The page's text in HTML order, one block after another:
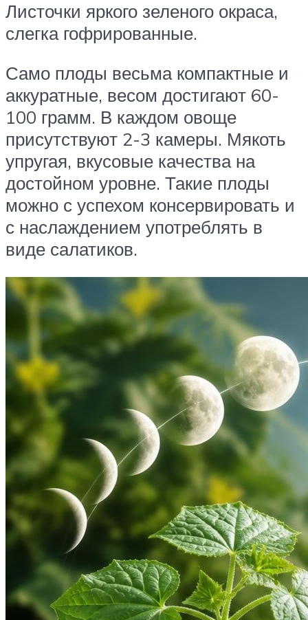
Листочки яркого зеленого окраса,
слегка гофрированные.
Само плоды весьма компактные и
аккуратные, весом достигают 60-
100 грамм. В каждом овоще
присутствуют 2-3 камеры. Мякоть
упругая, вкусовые качества на
достойном уровне. Такие плоды
можно с успехом консервировать и
с наслаждением употреблять в
виде салатиков.